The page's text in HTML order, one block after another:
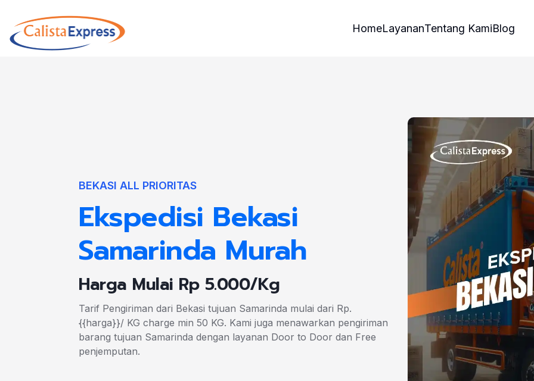
HomeLayananTentang KamiBlog
BEKASI ALL PRIORITAS
Ekspedisi Bekasi
Samarinda Murah
Harga Mulai Rp 5.000/Kg
Tarif Pengiriman dari Bekasi tujuan Samarinda mulai dari Rp.
{{harga}}/ KG charge min 50 KG. Kami juga menawarkan pengiriman
barang tujuan Samarinda dengan layanan Door to Door dan Free
penjemputan.